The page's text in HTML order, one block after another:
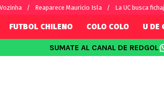
Reaparece Mauricio Isla La UC busca
FUTBOL CHILENO COLO COLO U DE
SUMATE AL CANAL DE REDGOL